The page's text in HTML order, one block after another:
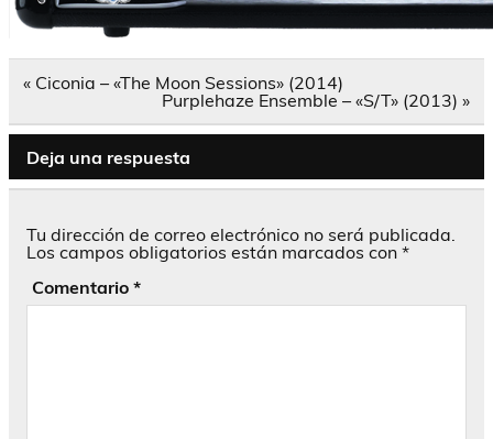
Navegación
« Ciconia – «The Moon Sessions» (2014)
Purplehaze Ensemble – «S/T» (2013) »
Deja una respuesta
Tu dirección de correo electrónico no será publicada.
Los campos obligatorios están marcados con *
Comentario *